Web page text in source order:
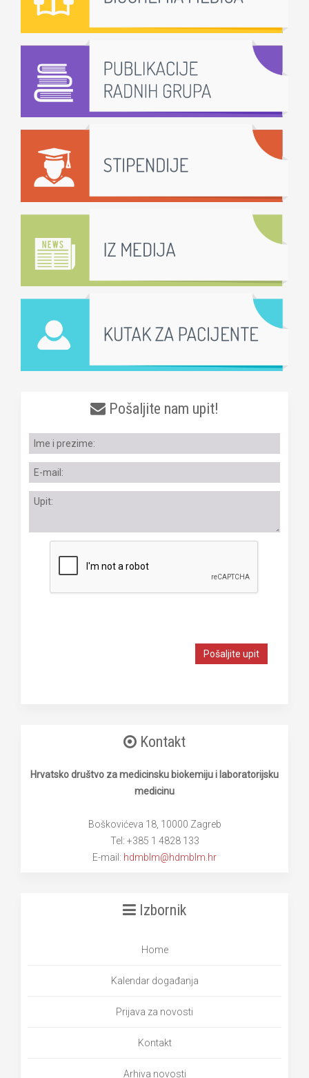
Pošaljite nam upit!
Pošaljite upit
Kontakt
Hrvatsko društvo za medicinsku biokemiju i laboratorijsku
medicinu
Boškovićeva 18, 10000 Zagreb
Tel: +385 1 4828 133
E-mail: hdmblm@hdmblm.hr
Izbornik
Home
Kalendar događanja
Prijava za novosti
Kontakt
Arhiva novosti